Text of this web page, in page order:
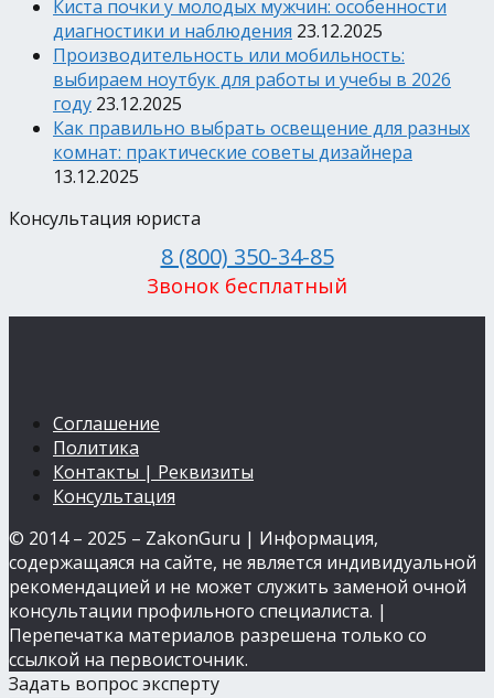
Киста почки у молодых мужчин: особенности
диагностики и наблюдения 23.12.2025
Производительность или мобильность:
выбираем ноутбук для работы и учебы в 2026
году 23.12.2025
Как правильно выбрать освещение для разных
комнат: практические советы дизайнера
13.12.2025
Консультация юриста
8 (800) 350-34-85
Звонок бесплатный
Соглашение
Политика
Контакты | Реквизиты
Консультация
© 2014 – 2025 – ZakonGuru | Информация,
содержащаяся на сайте, не является индивидуальной
рекомендацией и не может служить заменой очной
консультации профильного специалиста. |
Перепечатка материалов разрешена только со
ссылкой на первоисточник.
Задать вопрос эксперту